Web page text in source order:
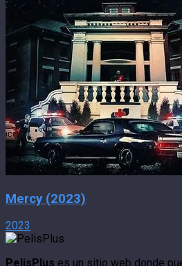
Mercy (2023)
2023
PelisPlus es un sitio web donde